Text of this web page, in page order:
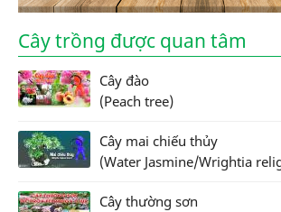
Cây trồng được quan tâm
Cây đào
(Peach tree)
Cây mai chiếu thủy
(Water Jasmine/Wrightia
Cây thường sơn